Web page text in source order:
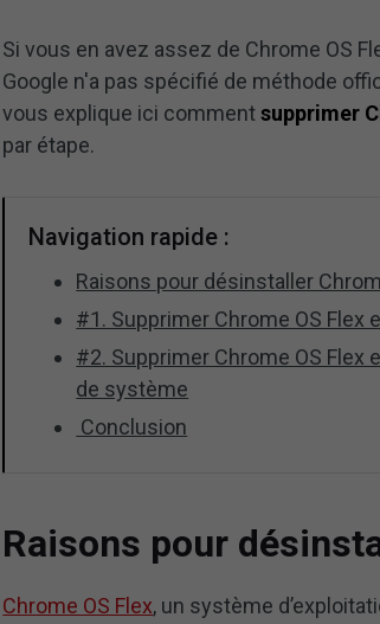
Si vous en avez assez de Chrome OS
Google n'a pas spécifié de méthode
vous explique ici commentsupprimer
par étape.
Navigation rapide :
Raisons pour désinstaller
#1. Supprimer Chrome OS
#2. Supprimer Chrome OS Flex
de système
Conclusion
Raisons pour
Chrome OS Flex, un système